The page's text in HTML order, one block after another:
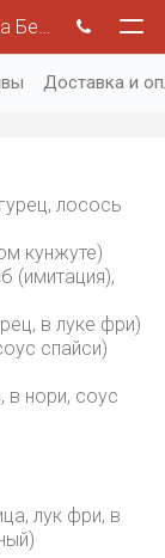
Доставка и
лосось
кунжуте)
(имитация),
в луке фри)
спайси)
в нори, соус
лук фри, в